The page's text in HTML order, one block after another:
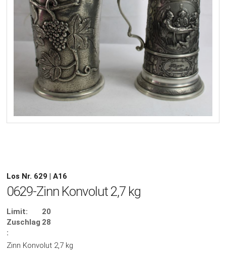
Los Nr. 629 | A16
0629-Zinn Konvolut 2,7 kg
Limit:
20
Zuschlag
:
28
Zinn Konvolut 2,7 kg